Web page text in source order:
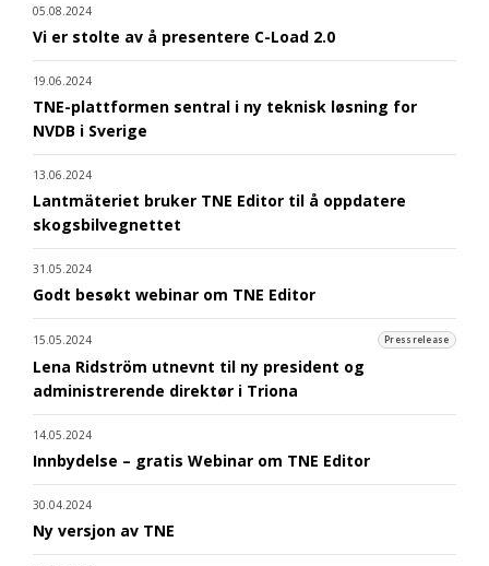
05.08.2024
Vi er stolte av å presentere C-Load 2.0
19.06.2024
TNE-plattformen sentral i ny teknisk løsning for
NVDB i Sverige
13.06.2024
Lantmäteriet bruker TNE Editor til å oppdatere
skogsbilvegnettet
31.05.2024
Godt besøkt webinar om TNE Editor
15.05.2024 Pressrelease
Lena Ridström utnevnt til ny president og
administrerende direktør i Triona
14.05.2024
Innbydelse – gratis Webinar om TNE Editor
30.04.2024
Ny versjon av TNE